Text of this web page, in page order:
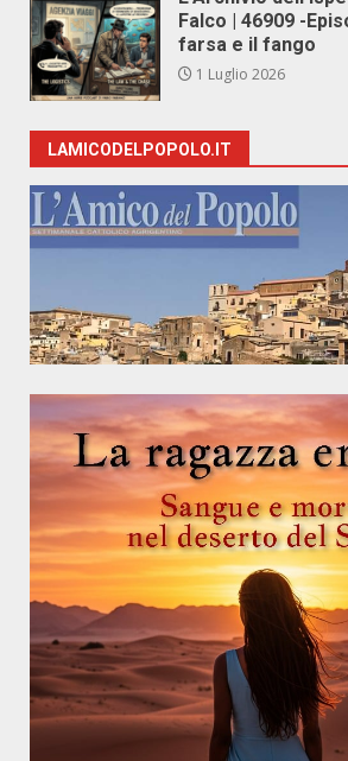
Falco | 46909 -
farsa e il fango
1 Luglio 2026
LAMICODELPOPOLO.IT